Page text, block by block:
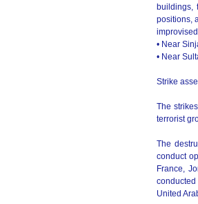
buildings,
positions,
• Near
• Near
Strike
The
terrorist
The
conduct
France,
United